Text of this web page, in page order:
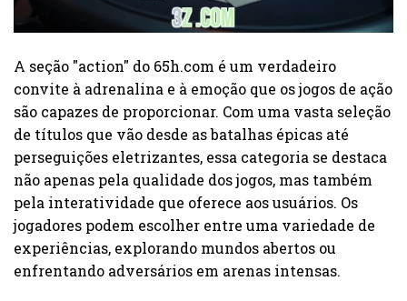
A seção "action" do 65h.com é um verdadeiro
convite à adrenalina e à emoção que os jogos de ação
são capazes de proporcionar. Com uma vasta seleção
de títulos que vão desde as batalhas épicas até
perseguições eletrizantes, essa categoria se destaca
não apenas pela qualidade dos jogos, mas também
pela interatividade que oferece aos usuários. Os
jogadores podem escolher entre uma variedade de
experiências, explorando mundos abertos ou
enfrentando adversários em arenas intensas.